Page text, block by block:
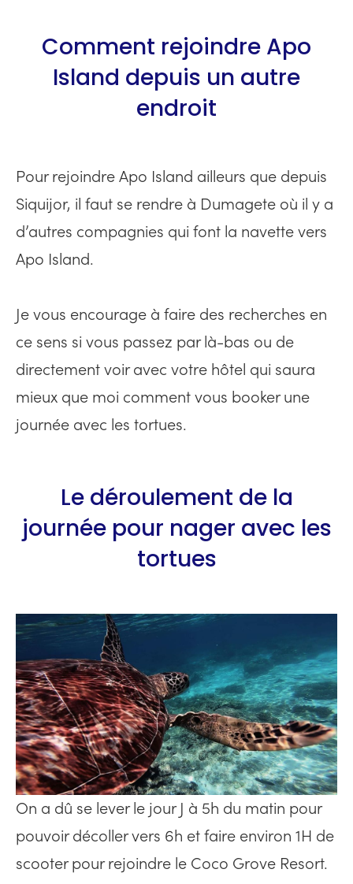
Comment rejoindre Apo
Island depuis un autre
endroit
Pour rejoindre Apo Island ailleurs que depuis
Siquijor, il faut se rendre à Dumagete où il y a
d’autres compagnies qui font la navette vers
Apo Island.
Je vous encourage à faire des recherches en
ce sens si vous passez par là-bas ou de
directement voir avec votre hôtel qui saura
mieux que moi comment vous booker une
journée avec les tortues.
Le déroulement de la
journée pour nager avec les
tortues
On a dû se lever le jour J à 5h du matin pour
pouvoir décoller vers 6h et faire environ 1H de
scooter pour rejoindre le Coco Grove Resort.